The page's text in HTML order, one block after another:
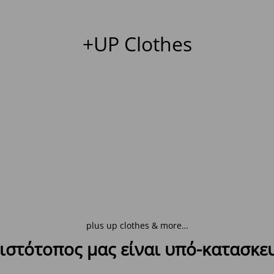
+UP Clothes
plus up clothes & more…
μας είναι υπό-